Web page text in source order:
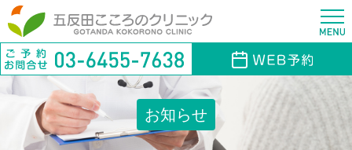
お知らせ